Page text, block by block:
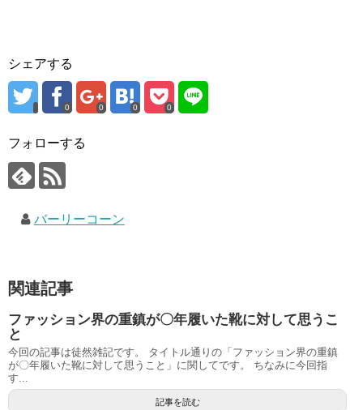
シェアする
0 0 0 0
フォローする
バーリーコーン
関連記事
ファッション界の重鎮が〇年履いた靴に対して思うこ
と
今回の記事は徒然雑記です。 タイトル通りの「ファッション界の重鎮
が〇年履いた靴に対して思うこと」に関してです。 ちなみに今回指
す...
記事を読む